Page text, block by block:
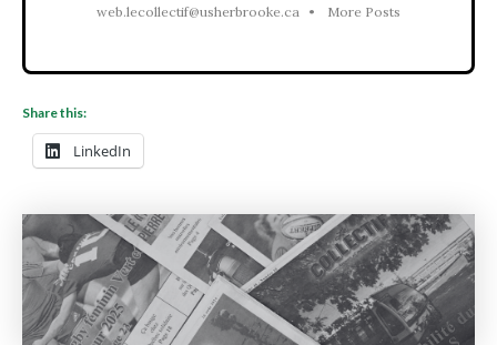
web.lecollectif@usherbrooke.ca • More Posts
Share this:
LinkedIn